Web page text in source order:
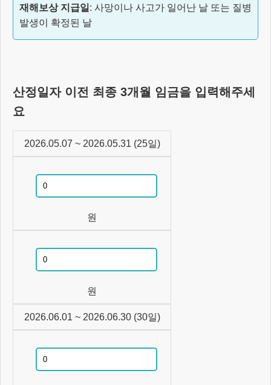
재해보상 지급일 : 사망이나 사고가 일어난 날 또는 질병
발생이 확정된 날
산정일자 이전 최종 3개월 임금을 입력해주세
요
2026.05.07 ~ 2026.05.31 (25일)
원
원
2026.06.01 ~ 2026.06.30(30일)